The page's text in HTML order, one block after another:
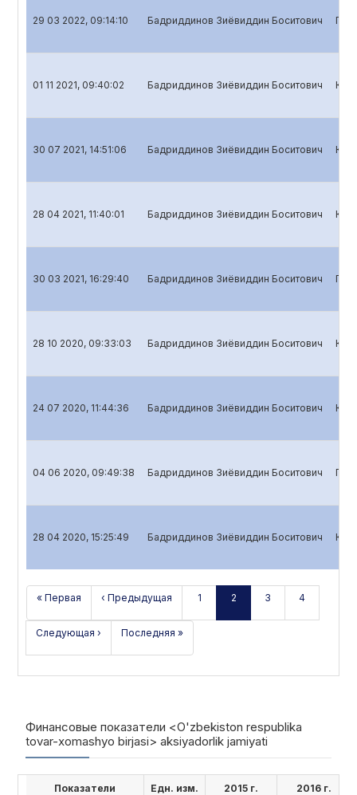
29 03 2022, 09:14:10 Бадриддинов Зиёвиддин Боситович
01 11 2021, 09:40:02 Бадриддинов Зиёвиддин Боситович
30 07 2021, 14:51:06 Бадриддинов Зиёвиддин Боситович
28 04 2021, 11:40:01 Бадриддинов Зиёвиддин Боситович
30 03 2021, 16:29:40 Бадриддинов Зиёвиддин Боситович
28 10 2020, 09:33:03 Бадриддинов Зиёвиддин Боситович
24 07 2020, 11:44:36 Бадриддинов Зиёвиддин Боситович
04 06 2020, 09:49:38 Бадриддинов Зиёвиддин Боситович
28 04 2020, 15:25:49 Бадриддинов Зиёвиддин Боситович
« Первая ‹ Предыдущая 1 2 3 4
Следующая › Последняя »
Финансовые показатели <O'zbekiston respublika
tovar-xomashyo birjasi> aksiyadorlik jamiyati
Показатели Едн. изм. 2015 г. 2016 г.